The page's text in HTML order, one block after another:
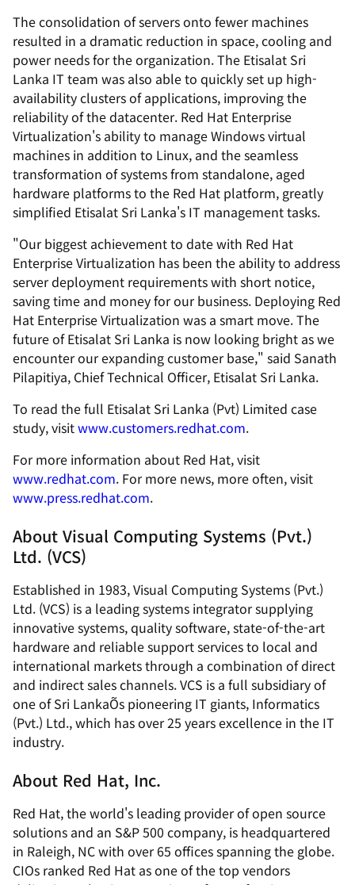
The consolidation of servers onto fewer machines
resulted in a dramatic reduction in space, cooling and
power needs for the organization. The Etisalat Sri
Lanka IT team was also able to quickly set up high-
availability clusters of applications, improving the
reliability of the datacenter. Red Hat Enterprise
Virtualization's ability to manage Windows virtual
machines in addition to Linux, and the seamless
transformation of systems from standalone, aged
hardware platforms to the Red Hat platform, greatly
simplified Etisalat Sri Lanka's IT management tasks.
"Our biggest achievement to date with Red Hat
Enterprise Virtualization has been the ability to address
server deployment requirements with short notice,
saving time and money for our business. Deploying Red
Hat Enterprise Virtualization was a smart move. The
future of Etisalat Sri Lanka is now looking bright as we
encounter our expanding customer base," said Sanath
Pilapitiya, Chief Technical Officer, Etisalat Sri Lanka.
To read the full Etisalat Sri Lanka (Pvt) Limited case
study, visitwww.customers.redhat.com.
For more information about Red Hat, visit
www.redhat.com. For more news, more often, visit
www.press.redhat.com.
About Visual Computing Systems (Pvt.)
Ltd. (VCS)
Established in 1983, Visual Computing Systems (Pvt.)
Ltd. (VCS) is a leading systems integrator supplying
innovative systems, quality software, state-of-the-art
hardware and reliable support services to local and
international markets through a combination of direct
and indirect sales channels. VCS is a full subsidiary of
one of Sri LankaÕs pioneering IT giants, Informatics
(Pvt.) Ltd., which has over 25 years excellence in the IT
industry.
About Red Hat, Inc.
Red Hat, the world's leading provider of open source
solutions and an S&P 500 company, is headquartered
in Raleigh, NC with over 65 offices spanning the globe.
CIOs ranked Red Hat as one of the top vendors